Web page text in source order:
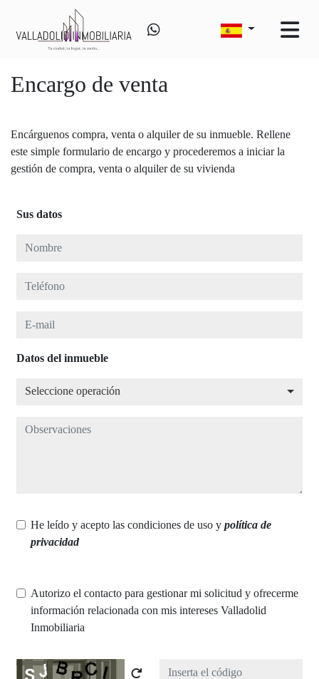
Encargo de venta
Encárguenos compra, venta o alquiler de su inmueble. Rellene
este simple formulario de encargo y procederemos a iniciar la
gestión de compra, venta o alquiler de su vivienda
Sus datos
Nombre
Teléfono
E-mail
Datos del inmueble
Seleccione operación
Seleccione operación
Observaciones
He leído y acepto las condiciones de uso y política de
privacidad
Autorizo el contacto para gestionar mi solicitud y ofrecerme
información relacionada con mis intereses Valladolid
Inmobiliaria
Captcha